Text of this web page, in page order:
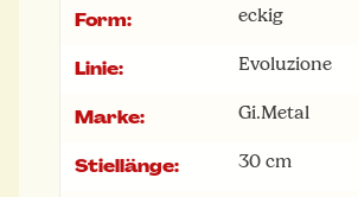
Form: eckig
Linie: Evoluzione
Marke: Gi.Metal
Stiellänge: 30 cm